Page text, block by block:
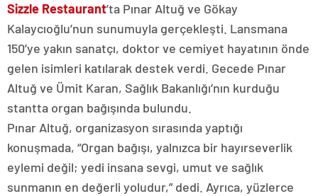
Sizzle Restaurant’ta Pınar Altuğ ve Gökay
Kalaycıoğlu’nun sunumuyla gerçekleşti. Lansmana
150’ye yakın sanatçı, doktor ve cemiyet hayatının önde
gelen isimleri katılarak destek verdi. Gecede Pınar
Altuğ ve Ümit Karan, Sağlık Bakanlığı’nın kurduğu
stantta organ bağışında bulundu.
Pınar Altuğ, organizasyon sırasında yaptığı
konuşmada, “Organ bağışı, yalnızca bir hayırseverlik
eylemi değil; yedi insana sevgi, umut ve sağlık
sunmanın en değerli yoludur,” dedi. Ayrıca, yüzlerce